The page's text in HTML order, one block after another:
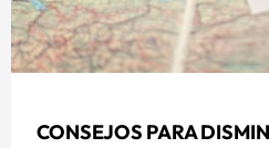
CONSEJOS PARA